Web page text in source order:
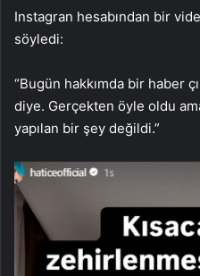
Instagran hesabından bir
söyledi:
“Bugün hakkımda bir haber
diye. Gerçekten öyle oldu
yapılan bir şey değildi.”